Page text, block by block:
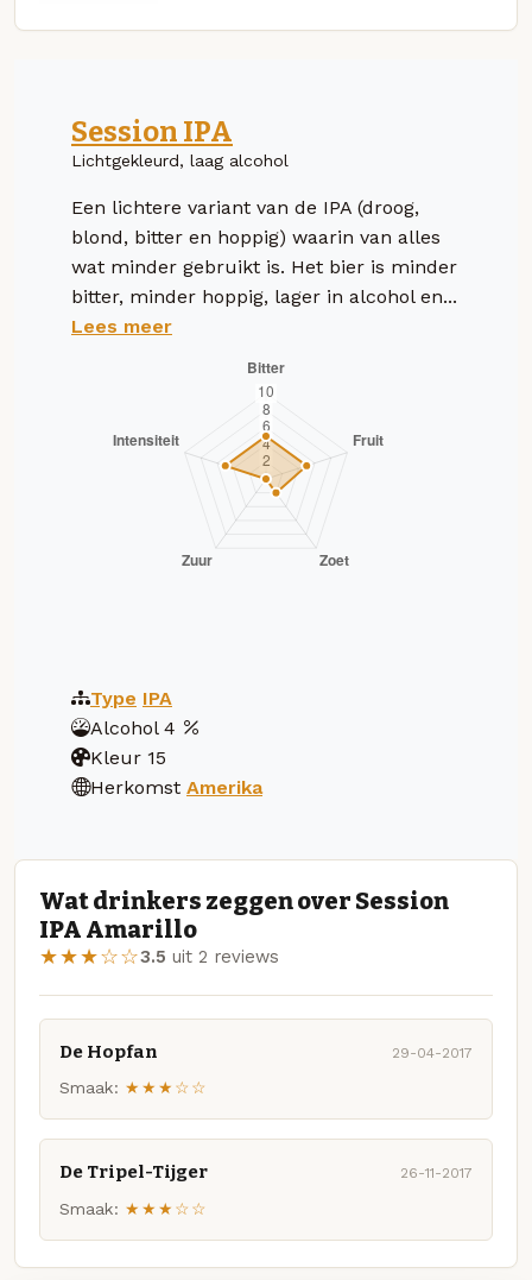
Session IPA
Lichtgekleurd, laag alcohol
Een lichtere variant van de IPA (droog,
blond, bitter en hoppig) waarin van alles
wat minder gebruikt is. Het bier is minder
bitter, minder hoppig, lager in alcohol en...
Lees meer
Type IPA
Alcohol 4
Kleur 15
Herkomst Amerika
Wat drinkers zeggen over Session
IPA Amarillo
★★★☆☆3.5 uit 2 reviews
De Hopfan 29-04-2017
Smaak: ★★★☆☆
De Tripel-Tijger 26-11-2017
Smaak: ★★★☆☆